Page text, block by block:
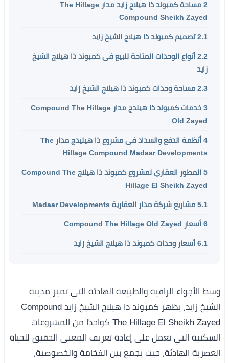
2
مساحة كمبوند ذا هيلاج زايد مدار The Hillage
Compound Sheikh Zayed
2.1 تصميم كمبوند ذا هيلاج الشيخ زايد
2.2 أنواع الوحدات المتاحة للبيع في كمبوند ذا هيلاج الشيخ
زايد
2.3 مساحة وحدات كمبوند ذا هيلاج الشيخ زايد
3
خدمات كمبوند ذا هيلدج مدار Compound The Hillage
Old Zayed
4
أنظمة الدفع والسداد في مشروع ذا هيليدج مدار The
Hillage Compound Madaar Developments
5
المطور العقاري لمشروع كمبوند ذا هيلاج Compound The
Hillage El Sheikh Zayed
5.1 مشاريع شركة مدار العقارية Madaar Developments
6 أسعار Compound The Hillage Old Zayed
6.1 أسعار وحدات كمبوند ذا هيلاج الشيخ زايد
وسط الأجواء الراقية والطبيعة الهادئة التي تميز مدينة
الشيخ زايد، يظهر كمبوند ذا هيلاج الشيخ زايد Compound
The Hillage El Sheikh Zayed كواحدًا من المشروعات
السكنية التي تعمل على إعادة تعريف المعنى الحقيق للحياة
العصرية الهادئة، حيث يجمع بين الفخامة والخصوصية،